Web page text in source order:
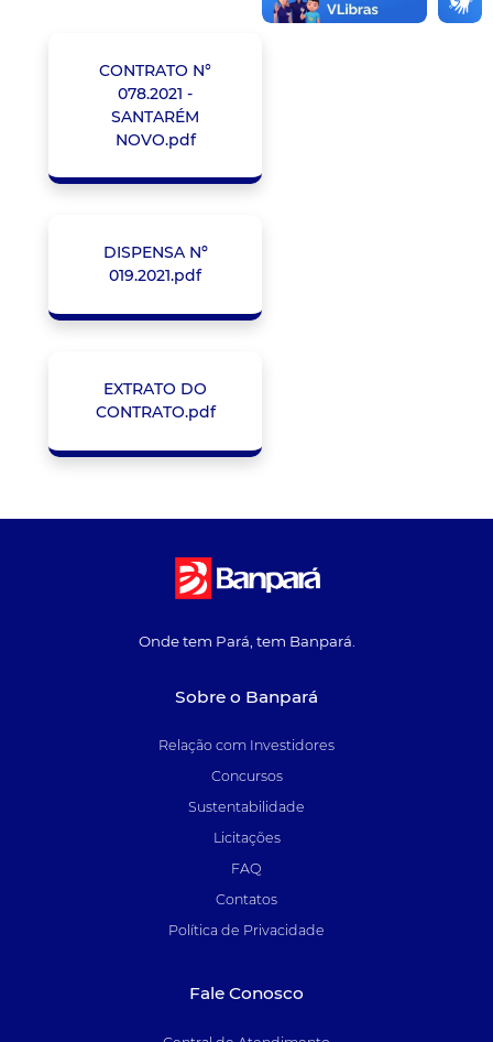
CONTRATO N°
078.2021 -
SANTARÉM
NOVO.pdf
DISPENSA Nº
019.2021.pdf
EXTRATO DO
CONTRATO.pdf
Onde tem Pará, tem Banpará.
Sobre o Banpará
Relação com Investidores
Concursos
Sustentabilidade
Licitações
FAQ
Contatos
Política de Privacidade
Fale Conosco